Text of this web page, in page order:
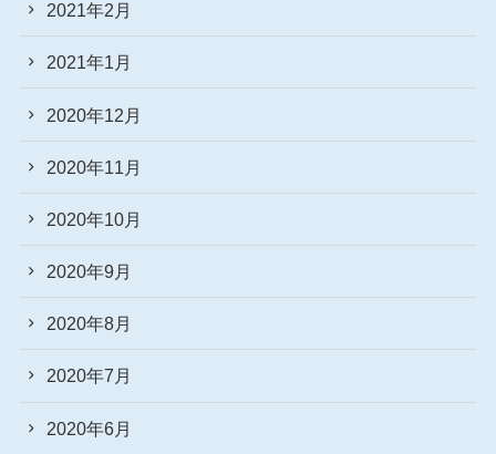
2021年2月
2021年1月
2020年12月
2020年11月
2020年10月
2020年9月
2020年8月
2020年7月
2020年6月